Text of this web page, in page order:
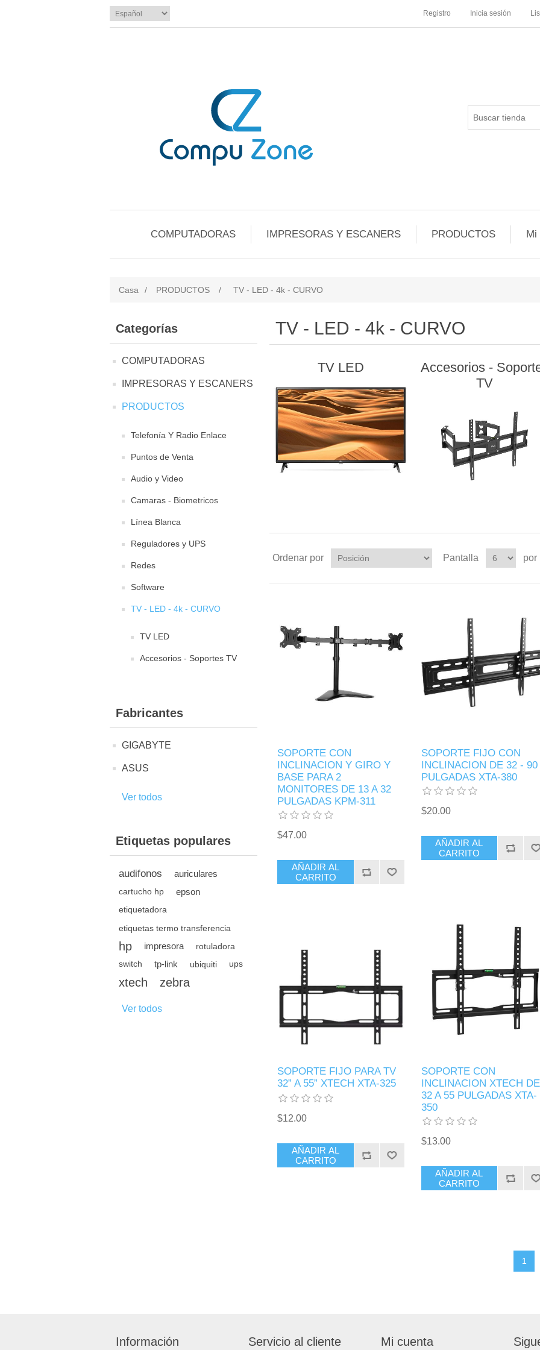
Registro Inicia sesión
COMPUTADORAS IMPRESORAS Y ESCANERS PRODUCTOS Mi
Casa / PRODUCTOS / TV - LED - 4k - CURVO
Categorías
COMPUTADORAS
IMPRESORAS Y ESCANERS
PRODUCTOS
Telefonía Y Radio Enlace
Puntos de Venta
Audio y Video
Camaras - Biometricos
Línea Blanca
Reguladores y UPS
Redes
Software
TV - LED - 4k - CURVO
TV LED
Accesorios - Soportes TV
Fabricantes
GIGABYTE
ASUS
Ver todos
Etiquetas populares
audifonos auriculares
cartucho hp epson
etiquetadora
etiquetas termo transferencia
hp impresora rotuladora
switch tp-link ubiquiti ups
xtech zebra
Ver todos
TV - LED - 4k - CURVO
TV LED
Accesorios -
TV
Ordenar por Pantalla por
SOPORTE CON
INCLINACION Y GIRO Y
BASE PARA 2
MONITORES DE 13 A 32
PULGADAS KPM-311
$47.00
AÑADIR AL
CARRITO
SOPORTE FIJO CON
INCLINACION DE 32 - 90
PULGADAS XTA-380
$20.00
AÑADIR AL
CARRITO
SOPORTE FIJO PARA TV
32” A 55” XTECH XTA-325
$12.00
AÑADIR AL
CARRITO
SOPORTE CON
INCLINACION XTECH DE
32 A 55 PULGADAS XTA-
350
$13.00
AÑADIR AL
CARRITO
1
Información Servicio al cliente Mi cuenta